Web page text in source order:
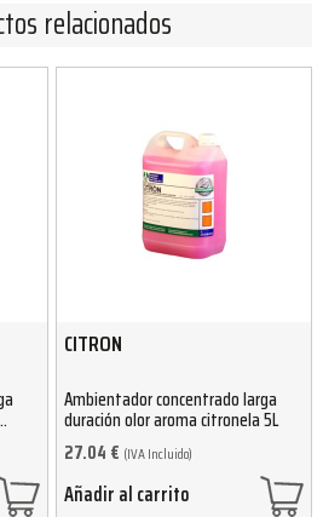
relacionados
CITRON
Ambientador concentrado larga
duración olor aroma citronela 5L
27.04 € (IVA Incluido)
Añadir al carrito